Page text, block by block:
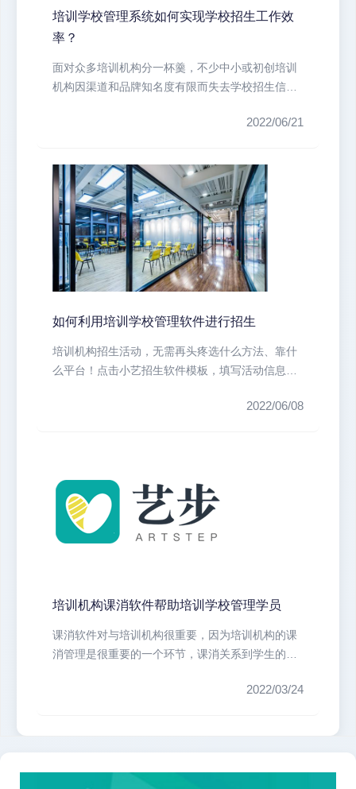
培训学校管理系统如何实现学校招生工作效
率？
面对众多培训机构分一杯羹，不少中小或初创培训
机构因渠道和品牌知名度有限而失去学校招生信心
2022/06/21
如何利用培训学校管理软件进行招生
培训机构招生活动，无需再头疼选什么方法、靠什
么平台！点击小艺招生软件模板，填写活动信息，
2022/06/08
培训机构课消软件帮助培训学校管理学员
课消软件对与培训机构很重要，因为培训机构的课
消管理是很重要的一个环节，课消关系到学生的课
2022/03/24